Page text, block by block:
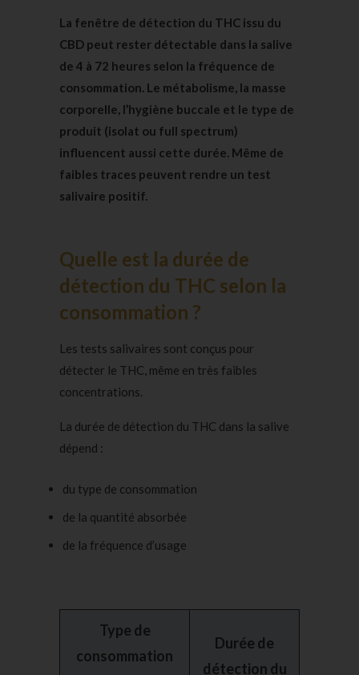
La fenêtre de détection du THC issu du
CBD peut rester détectable dans la salive
de 4 à 72 heures selon la fréquence de
consommation. Le métabolisme, la masse
corporelle, l’hygiène buccale et le type de
produit (isolat ou full spectrum)
influencent aussi cette durée. Même de
faibles traces peuvent rendre un test
salivaire positif.
Quelle est la durée de
détection du THC selon la
consommation ?
Les tests salivaires sont conçus pour
détecter le THC, même en très faibles
concentrations.
La durée de détection du THC dans la salive
dépend :
du type de consommation
de la quantité absorbée
de la fréquence d’usage
Type de
consommation
Durée de
détection du